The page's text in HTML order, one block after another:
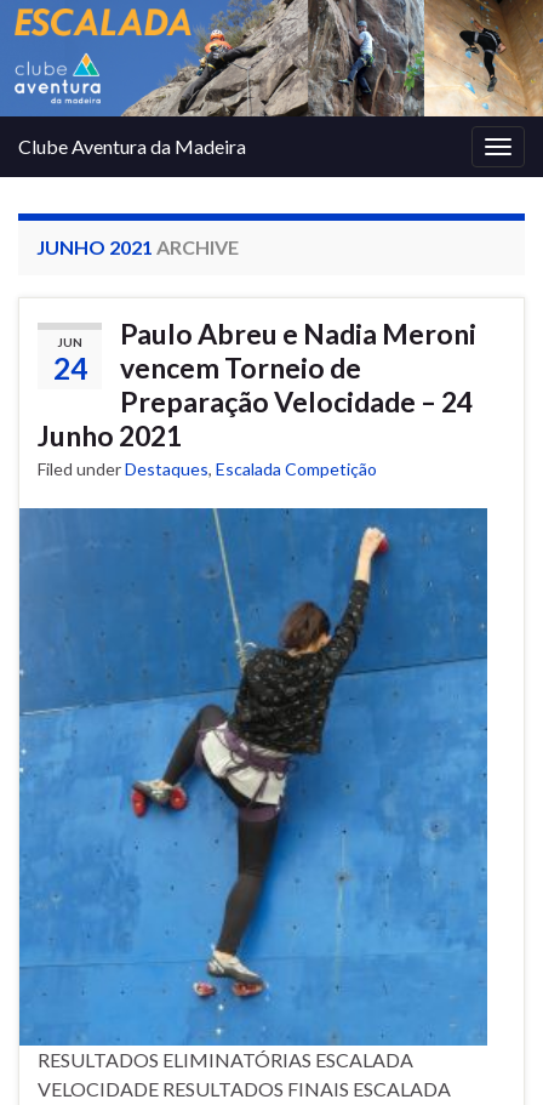
Clube Aventura da Madeira
JUNHO 2021 ARCHIVE
JUN
24
Paulo Abreu e Nadia Meroni
vencem Torneio de
Preparação Velocidade – 24
Junho 2021
Filed underDestaques, Escalada Competição
RESULTADOS ELIMINATÓRIAS ESCALADA
VELOCIDADE RESULTADOS FINAIS ESCALADA